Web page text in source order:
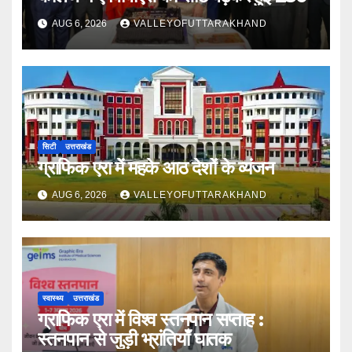
AUG 6, 2026 VALLEYOFUTTARAKHAND
सिटी उत्तराखंड
ग्राफिक एरा में महके आठ देशों के व्यंजन
AUG 6, 2026 VALLEYOFUTTARAKHAND
स्वास्थ्य उत्तराखंड
ग्राफिक एरा में विश्व स्तनपान सप्ताह :
स्तनपान से जुड़ी भ्रांतियाँ घातक